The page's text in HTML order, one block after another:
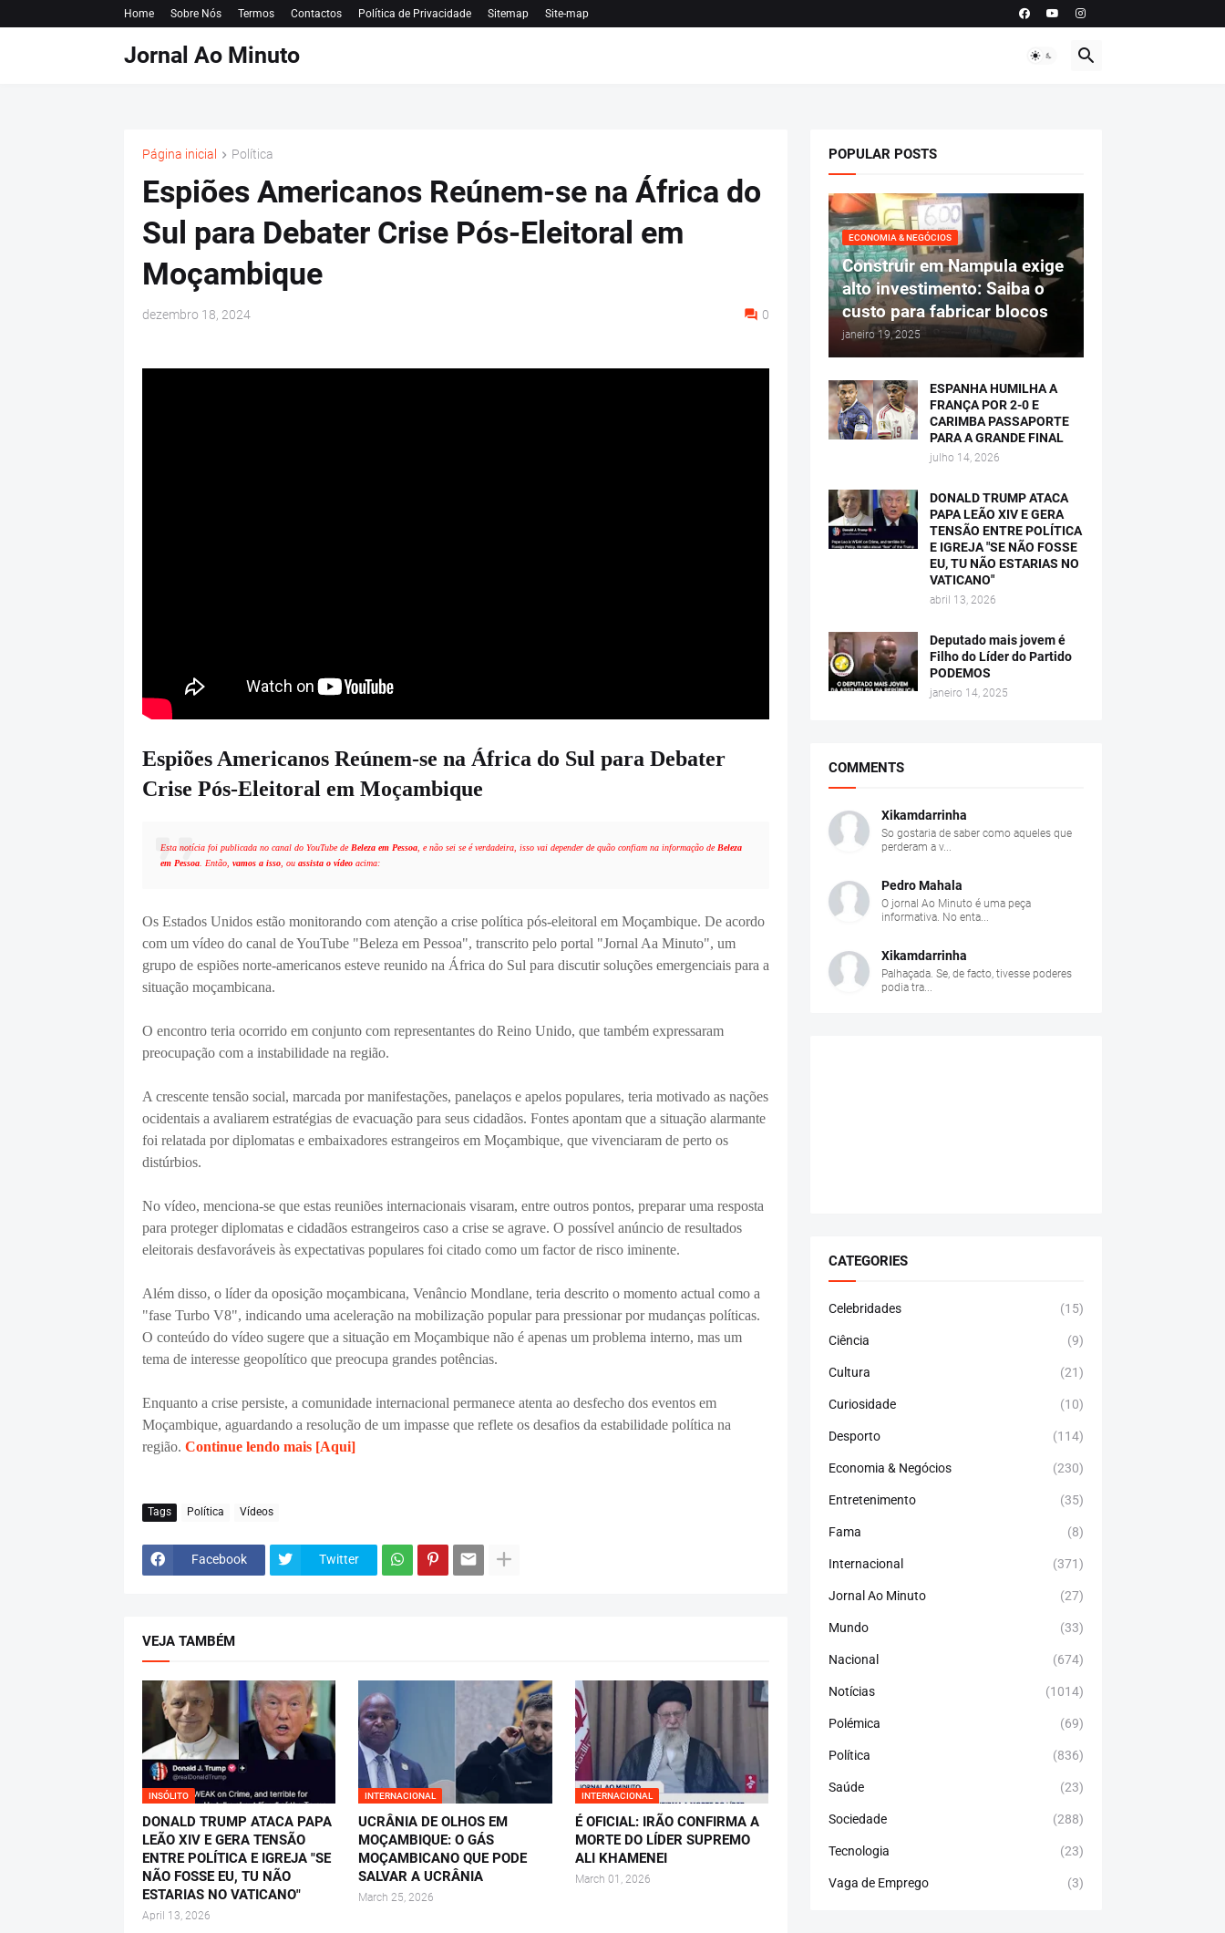
Home Sobre Nós Termos Contactos Política de Privacidade Sitemap Site-map
Jornal Ao Minuto
Página inicial Política
Espiões Americanos Reúnem-se na África do
Sul para Debater Crise Pós-Eleitoral em
Moçambique
dezembro 18, 2024 0
Espiões Americanos Reúnem-se na África do Sul para Debater
Crise Pós-Eleitoral em Moçambique
Esta notícia foi publicada no canal do YouTube de Beleza em Pessoa, e não sei se é verdadeira, isso vai depender de quão confiam na informação de Beleza
em Pessoa. Então, vamos a isso, ou assista o vídeoacima:
Os Estados Unidos estão monitorando com atenção a crise política pós-eleitoral em Moçambique. De acordo
com um vídeo do canal de YouTube "Beleza em Pessoa", transcrito pelo portal "Jornal Aa Minuto", um
grupo de espiões norte-americanos esteve reunido na África do Sul para discutir soluções emergenciais para a
situação moçambicana.
O encontro teria ocorrido em conjunto com representantes do Reino Unido, que também expressaram
preocupação com a instabilidade na região.
A crescente tensão social, marcada por manifestações, panelaços e apelos populares, teria motivado as nações
ocidentais a avaliarem estratégias de evacuação para seus cidadãos. Fontes apontam que a situação alarmante
foi relatada por diplomatas e embaixadores estrangeiros em Moçambique, que vivenciaram de perto os
distúrbios.
No vídeo, menciona-se que estas reuniões internacionais visaram, entre outros pontos, preparar uma resposta
para proteger diplomatas e cidadãos estrangeiros caso a crise se agrave. O possível anúncio de resultados
eleitorais desfavoráveis às expectativas populares foi citado como um factor de risco iminente.
Além disso, o líder da oposição moçambicana, Venâncio Mondlane, teria descrito o momento actual como a
"fase Turbo V8", indicando uma aceleração na mobilização popular para pressionar por mudanças políticas.
O conteúdo do vídeo sugere que a situação em Moçambique não é apenas um problema interno, mas um
tema de interesse geopolítico que preocupa grandes potências.
Enquanto a crise persiste, a comunidade internacional permanece atenta ao desfecho dos eventos em
Moçambique, aguardando a resolução de um impasse que reflete os desafios da estabilidade política na
região. Continue lendo mais [Aqui]
Tags Política Vídeos
Facebook Twitter
VEJA TAMBÉM
INSÓLITO
DONALD TRUMP ATACA PAPA
LEÃO XIV E GERA TENSÃO
ENTRE POLÍTICA E IGREJA "SE
NÃO FOSSE EU, TU NÃO
ESTARIAS NO VATICANO"
April 13, 2026
INTERNACIONAL
UCRÂNIA DE OLHOS EM
MOÇAMBIQUE: O GÁS
MOÇAMBICANO QUE PODE
SALVAR A UCRÂNIA
March 25, 2026
INTERNACIONAL
É OFICIAL: IRÃO CONFIRMA A
MORTE DO LÍDER SUPREMO
ALI KHAMENEI
March 01, 2026
POPULAR POSTS
ECONOMIA & NEGÓCIOS
Construir em Nampula exige
alto investimento: Saiba o
custo para fabricar blocos
janeiro 19, 2025
ESPANHA HUMILHA A
FRANÇA POR 2-0 E
CARIMBA PASSAPORTE
PARA A GRANDE FINAL
julho 14, 2026
DONALD TRUMP ATACA
PAPA LEÃO XIV E GERA
TENSÃO ENTRE POLÍTICA
E IGREJA "SE NÃO FOSSE
EU, TU NÃO ESTARIAS NO
VATICANO"
abril 13, 2026
Deputado mais jovem é
Filho do Líder do Partido
PODEMOS
janeiro 14, 2025
COMMENTS
Xikamdarrinha
So gostaria de saber como aqueles que
perderam a v...
Pedro Mahala
O jornal Ao Minuto é uma peça
informativa. No enta...
Xikamdarrinha
Palhaçada. Se, de facto, tivesse poderes
podia tra...
CATEGORIES
Celebridades (15)
Ciência (9)
Cultura (21)
Curiosidade (10)
Desporto (114)
Economia & Negócios (230)
Entretenimento (35)
Fama (8)
Internacional (371)
Jornal Ao Minuto (27)
Mundo (33)
Nacional (674)
Notícias (1014)
Polémica (69)
Política (836)
Saúde (23)
Sociedade (288)
Tecnologia (23)
Vaga de Emprego (3)